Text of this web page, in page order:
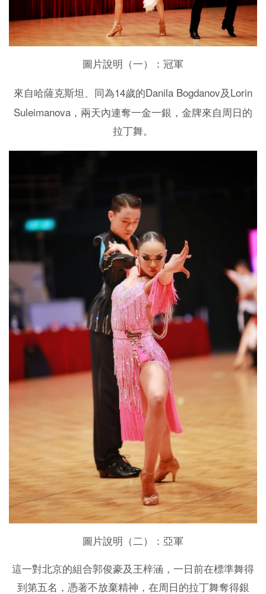
圖片說明（一）：冠軍
來自哈薩克斯坦、同為14歲的Danila Bogdanov及 Lorin
Suleimanova ，兩天內連奪一金一銀，金牌來自周日的
拉丁舞。
圖片說明（二）：亞軍
這一對北京的組合郭俊豪及王梓涵，一日前在標準舞得
到第五名，憑著不放棄精神，在周日的拉丁舞奪得銀